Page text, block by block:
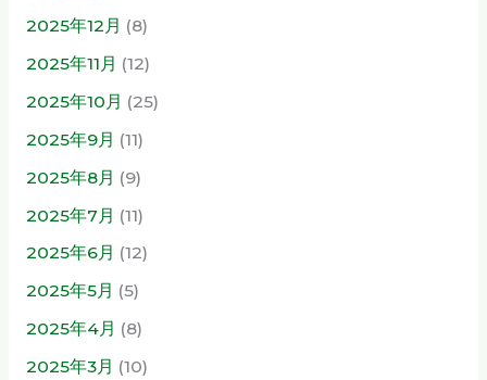
2025年12月 (8)
2025年11月 (12)
2025年10月 (25)
2025年9月 (11)
2025年8月 (9)
2025年7月 (11)
2025年6月 (12)
2025年5月 (5)
2025年4月 (8)
2025年3月 (10)